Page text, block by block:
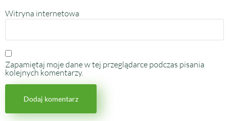
Witryna internetowa
Zapamiętaj moje dane w tej przeglądarce podczas pisania
kolejnych komentarzy.